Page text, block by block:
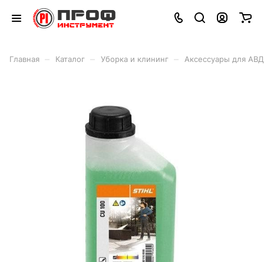
Главная Каталог Уборка и клининг Аксессуары для АВД